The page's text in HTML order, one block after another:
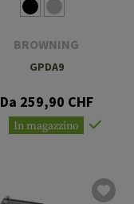
BROWNING
GPDA9
Da 259,90 CHF
In magazzino